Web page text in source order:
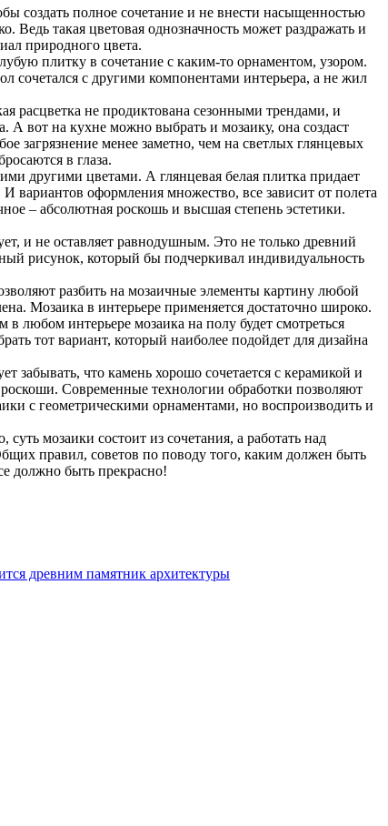
создать полное сочетание и не внести насыщенностью
такая цветовая однозначность может раздражать и
природного цвета.
плитку в сочетание с каким-то орнаментом, узором.
сочетался с другими компонентами интерьера, а не жил
расцветка не продиктована сезонными трендами, и
А вот на кухне можно выбрать и мозаику, она создаст
загрязнение менее заметно, чем на светлых глянцевых
в глаза.
другими цветами. А глянцевая белая плитка придает
вариантов оформления множество, все зависит от полета
– абсолютная роскошь и высшая степень эстетики.
и не оставляет равнодушным. Это не только древний
рисунок, который бы подчеркивал индивидуальность
разбить на мозаичные элементы картину любой
Мозаика в интерьере применяется достаточно широко.
любом интерьере мозаика на полу будет смотреться
тот вариант, который наиболее подойдет для дизайна
забывать, что камень хорошо сочетается с керамикой и
Современные технологии обработки позволяют
с геометрическими орнаментами, но воспроизводить и
мозаики состоит из сочетания, а работать над
правил, советов по поводу того, каким должен быть
должно быть прекрасно!
древним памятник архитектуры